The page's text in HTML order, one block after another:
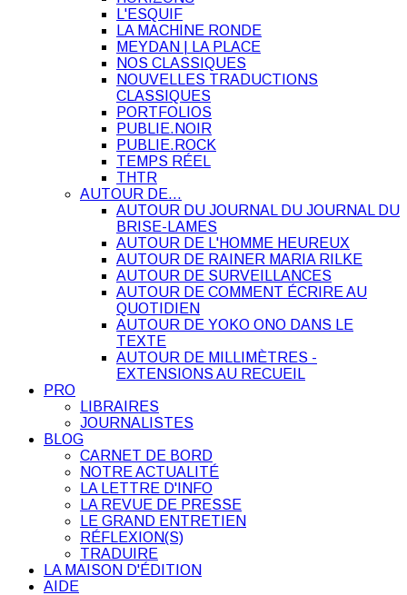
L'ESQUIF
LA MACHINE RONDE
MEYDAN | LA PLACE
NOS CLASSIQUES
NOUVELLES TRADUCTIONS
CLASSIQUES
PORTFOLIOS
PUBLIE.NOIR
PUBLIE.ROCK
TEMPS RÉEL
THTR
AUTOUR DE…
AUTOUR DU JOURNAL DU JOURNAL DU
BRISE-LAMES
AUTOUR DE L'HOMME HEUREUX
AUTOUR DE RAINER MARIA RILKE
AUTOUR DE SURVEILLANCES
AUTOUR DE COMMENT ÉCRIRE AU
QUOTIDIEN
AUTOUR DE YOKO ONO DANS LE
TEXTE
AUTOUR DE MILLIMÈTRES -
EXTENSIONS AU RECUEIL
PRO
LIBRAIRES
JOURNALISTES
BLOG
CARNET DE BORD
NOTRE ACTUALITÉ
LA LETTRE D'INFO
LA REVUE DE PRESSE
LE GRAND ENTRETIEN
RÉFLEXION(S)
TRADUIRE
LA MAISON D'ÉDITION
AIDE